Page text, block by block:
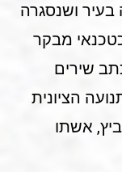
ושנסגרה
מבקר
שירים
הציונית
אשתו